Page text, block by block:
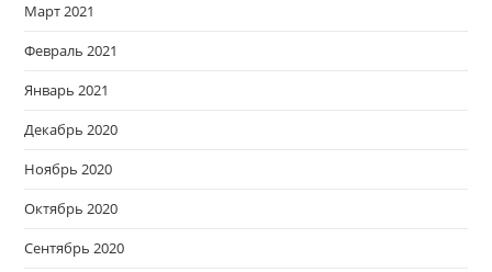
Март 2021
Февраль 2021
Январь 2021
Декабрь 2020
Ноябрь 2020
Октябрь 2020
Сентябрь 2020